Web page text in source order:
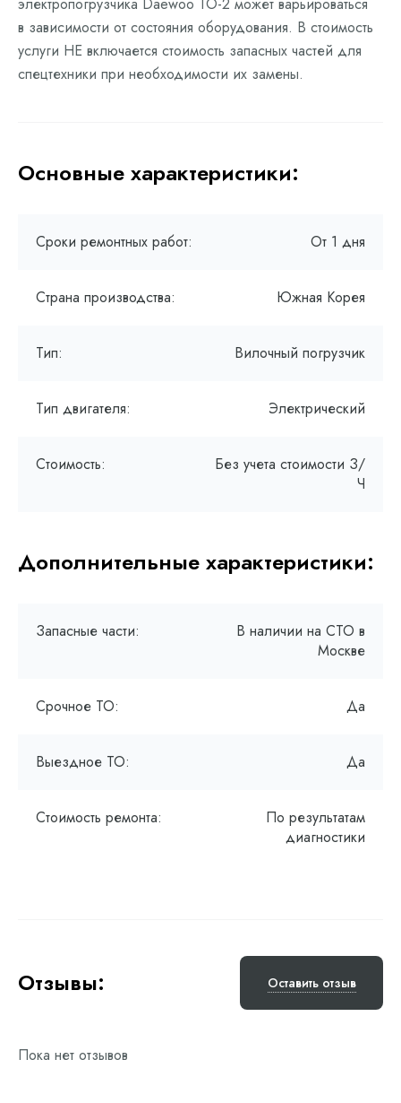
в зависимости от состояния оборудования. В стоимость
услуги НЕ включается стоимость запасных частей для
спецтехники при необходимости их замены.
Основные характеристики:
Сроки ремонтных работ: От 1 дня
Страна производства: Южная Корея
Тип: Вилочный погрузчик
Тип двигателя: Электрический
Стоимость:
Без учета стоимости З/
Ч
Дополнительные характеристики:
Запасные части:
В наличии на СТО в
Москве
Срочное ТО: Да
Выездное ТО: Да
Стоимость ремонта:
По результатам
диагностики
Отзывы: Оставить отзыв
Пока нет отзывов